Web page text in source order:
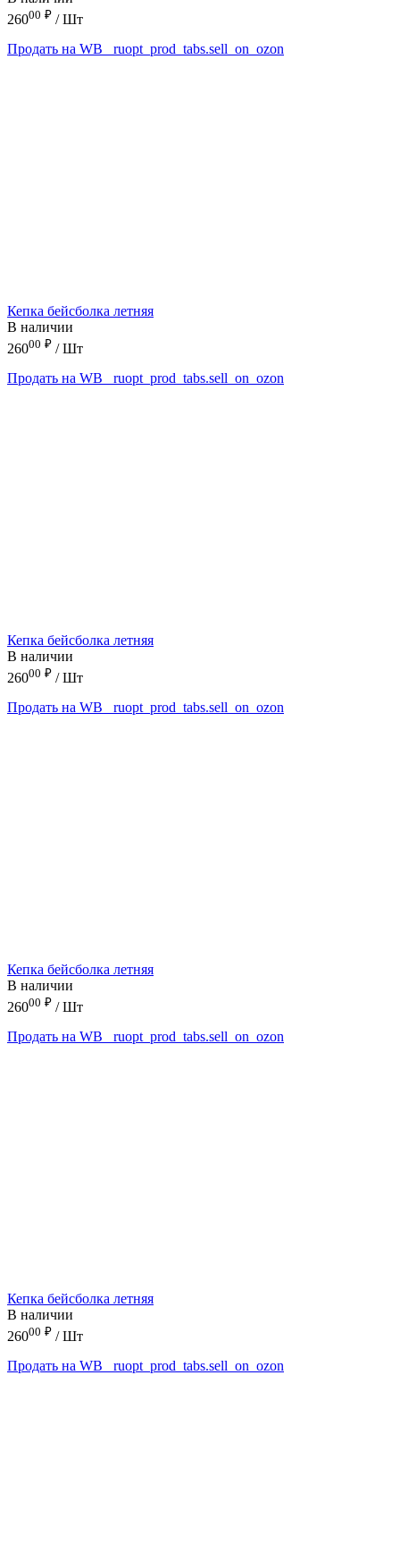
26000 ₽ / Шт
Продать на WB
_ruopt_prod_tabs.sell_on_ozon
Кепка бейсболка летняя
В наличии
26000 ₽ / Шт
Продать на WB
_ruopt_prod_tabs.sell_on_ozon
Кепка бейсболка летняя
В наличии
26000 ₽ / Шт
Продать на WB
_ruopt_prod_tabs.sell_on_ozon
Кепка бейсболка летняя
В наличии
26000 ₽ / Шт
Продать на WB
_ruopt_prod_tabs.sell_on_ozon
Кепка бейсболка летняя
В наличии
26000 ₽ / Шт
Продать на WB
_ruopt_prod_tabs.sell_on_ozon